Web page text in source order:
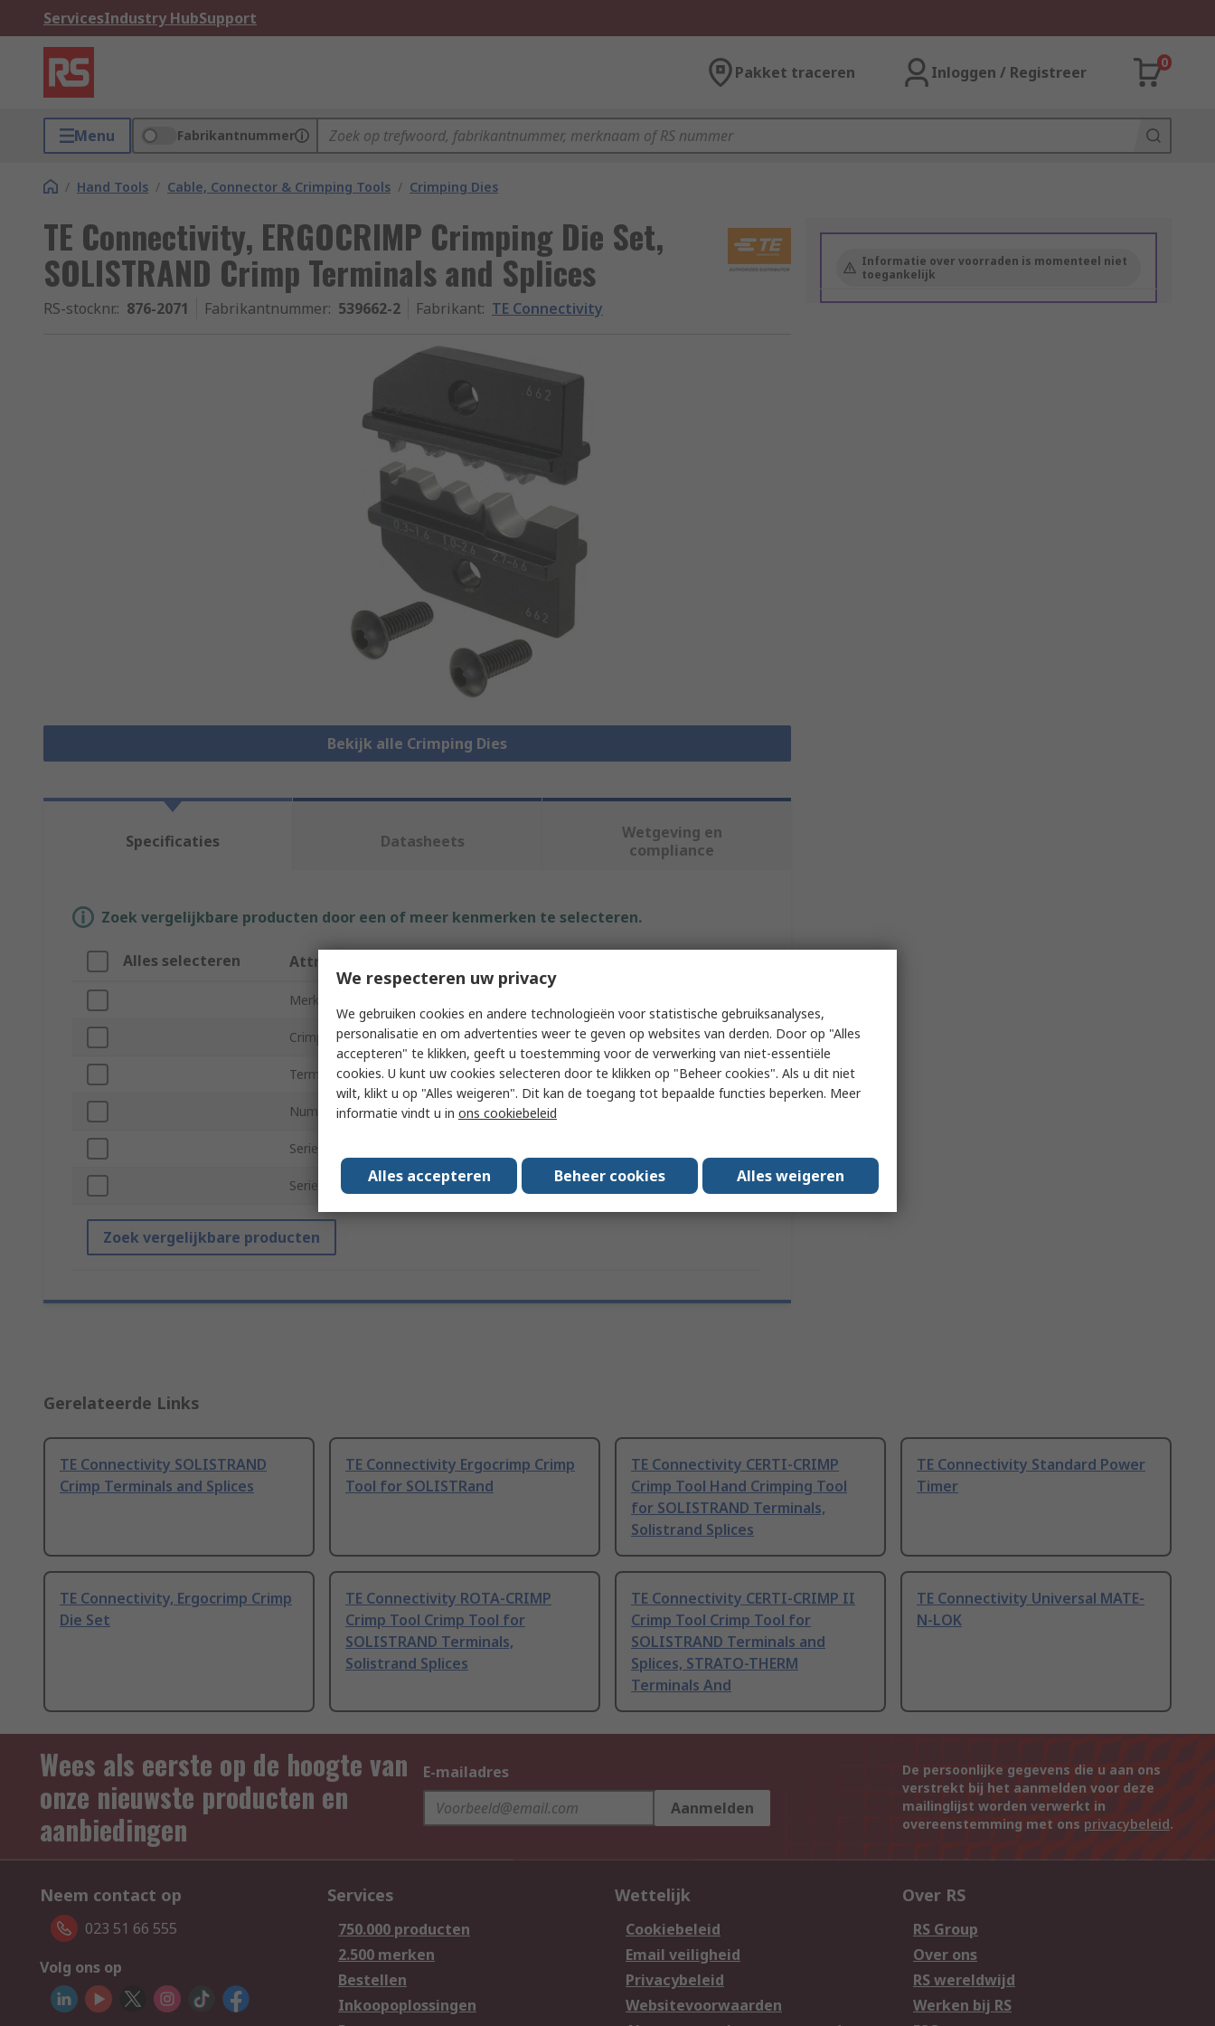
ServicesIndustry HubSupport
Pakket traceren Inloggen / Registreer
0
Menu Fabrikantnummer
/ Hand Tools / Cable, Connector & Crimping Tools / Crimping Dies
TE Connectivity, ERGOCRIMP Crimping Die Set,
SOLISTRAND Crimp Terminals and Splices
RS-stocknr.: 876-2071 Fabrikantnummer: 539662-2 Fabrikant: TE Connectivity
Bekijk alle Crimping Dies
Informatie over voorraden is momenteel niet
toegankelijk
Specificaties Datasheets
Wetgeving en
compliance
Zoek vergelijkbare producten door een of meer kenmerken te selecteren.
Alles selecteren Attribuut
Merk
Crimp Connector Type SOLISTRAND Crimp Terminals and Splices
Terminal Insulation Insulated
Number of Ports 4
Series
Series Number 539662
Zoek vergelijkbare producten
Gerelateerde Links
TE Connectivity SOLISTRAND
Crimp Terminals and Splices
TE Connectivity Ergocrimp Crimp
Tool for SOLISTRand
TE Connectivity CERTI-CRIMP
Crimp Tool Hand Crimping Tool
for SOLISTRAND Terminals,
Solistrand Splices
TE Connectivity Standard Power
Timer
TE Connectivity, Ergocrimp Crimp
Die Set
TE Connectivity ROTA-CRIMP
Crimp Tool Crimp Tool for
SOLISTRAND Terminals,
Solistrand Splices
TE Connectivity CERTI-CRIMP II
Crimp Tool Crimp Tool for
SOLISTRAND Terminals and
Splices, STRATO-THERM
Terminals And
TE Connectivity Universal MATE-
N-LOK
Wees als eerste op de hoogte van
onze nieuwste producten en
aanbiedingen
E-mailadres
Aanmelden
De persoonlijke gegevens die u aan ons
verstrekt bij het aanmelden voor deze
mailinglijst worden verwerkt in
overeenstemming met ons privacybeleid.
Neem contact op
023 51 66 555
Volg ons op
Services
750.000 producten
2.500 merken
Bestellen
Inkoopoplossingen
Wettelijk
Cookiebeleid
Email veiligheid
Privacybeleid
Websitevoorwaarden
Over RS
RS Group
Over ons
RS wereldwijd
Werken bij RS
We respecteren uw privacy
We gebruiken cookies en andere technologieën voor statistische gebruiksanalyses,
personalisatie en om advertenties weer te geven op websites van derden. Door op "Alles
accepteren" te klikken, geeft u toestemming voor de verwerking van niet-essentiële
cookies. U kunt uw cookies selecteren door te klikken op "Beheer cookies". Als u dit niet
wilt, klikt u op "Alles weigeren". Dit kan de toegang tot bepaalde functies beperken. Meer
informatie vindt u in ons cookiebeleid
Alles accepteren Beheer cookies Alles weigeren